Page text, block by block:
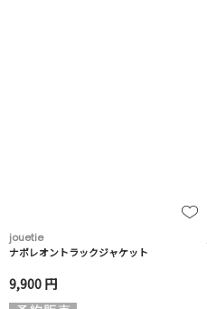
jouetie
ナポレオントラックジャケット
9,900 円